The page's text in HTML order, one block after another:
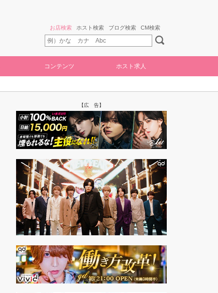
お店検索 ホスト検索 ブログ検索 CM検索
コンテンツ ホスト求人
【広 告】